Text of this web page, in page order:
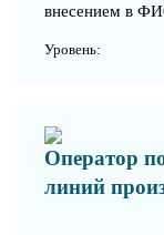
внесением в
Уровень:
Оператор
линий